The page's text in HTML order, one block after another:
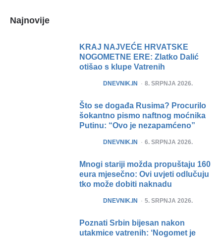
Najnovije
KRAJ NAJVEĆE HRVATSKE
NOGOMETNE ERE: Zlatko Dalić
otišao s klupe Vatrenih
POSTED
DNEVNIK.IN 8. SRPNJA 2026.
Što se događa Rusima? Procurilo
šokantno pismo naftnog moćnika
Putinu: “Ovo je nezapamćeno”
POSTED
DNEVNIK.IN 6. SRPNJA 2026.
Mnogi stariji možda propuštaju 160
eura mjesečno: Ovi uvjeti odlučuju
tko može dobiti naknadu
POSTED
DNEVNIK.IN 5. SRPNJA 2026.
Poznati Srbin bijesan nakon
utakmice vatrenih: ‘Nogomet je